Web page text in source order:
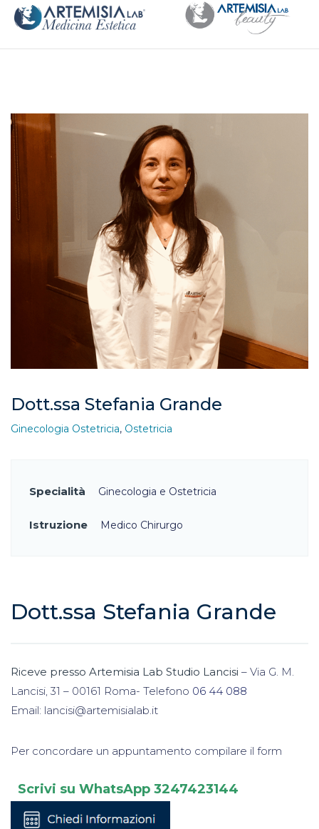
Dott.ssa Stefania Grande
Ginecologia Ostetricia, Ostetricia
Specialità Ginecologia e Ostetricia
Istruzione Medico Chirurgo
Dott.ssa Stefania Grande
Riceve presso Artemisia Lab Studio Lancisi – Via G. M.
Lancisi, 31 – 00161 Roma- Telefono 06 44 088
Email: lancisi@artemisialab.it
Per concordare un appuntamento compilare il form
Scrivi su WhatsApp 3247423144